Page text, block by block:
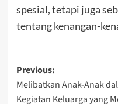
spesial, tetapi juga
tentang kenangan-
Post
navigation
Previous:
Melibatkan Anak-Anak
Kegiatan Keluarga yang